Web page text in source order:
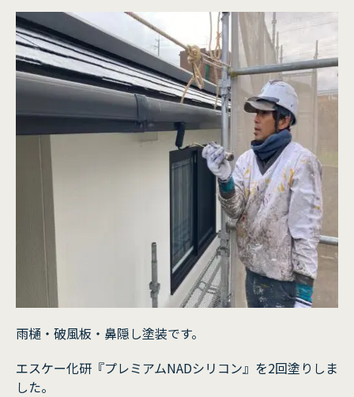
雨樋・破風板・鼻隠し塗装です。
エスケー化研『プレミアムNADシリコン』を2回塗りしま
した。